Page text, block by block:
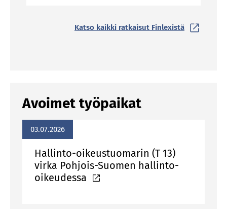
Katso kaikki ratkaisut Finlexistä
Avoimet työpaikat
03.07.2026
Hallinto-oikeustuomarin (T 13)
virka Pohjois-Suomen hallinto-
oikeudessa